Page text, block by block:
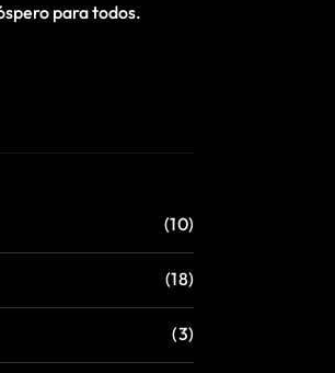
para todos.
(10)
(18)
(3)